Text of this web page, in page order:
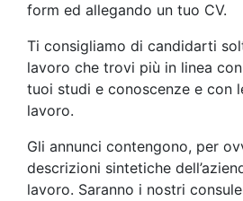
form ed allegando un tuo CV.
Ti consigliamo di candidarti
lavoro che trovi più in linea
tuoi studi e conoscenze e con
lavoro.
Gli annunci contengono, per
descrizioni sintetiche
lavoro. Saranno i nostri